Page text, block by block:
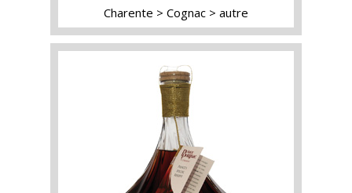
Charente Cognac autre